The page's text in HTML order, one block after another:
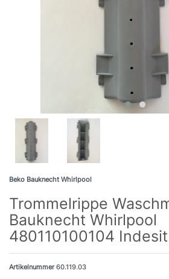
Beko Bauknecht Whirlpool
Trommelrippe
Bauknecht Whirlpool
480110100104
Artikelnummer60.119.03